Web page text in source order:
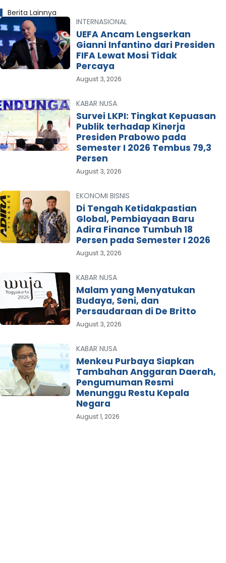
Berita Lainnya
INTERNASIONAL
UEFA Ancam Lengserkan
Gianni Infantino dari Presiden
FIFA Lewat Mosi Tidak
Percaya
August 3, 2026
KABAR NUSA
Survei LKPI: Tingkat Kepuasan
Publik terhadap Kinerja
Presiden Prabowo pada
Semester I 2026 Tembus 79,3
Persen
August 3, 2026
EKONOMI BISNIS
Di Tengah Ketidakpastian
Global, Pembiayaan Baru
Adira Finance Tumbuh 18
Persen pada Semester I 2026
August 3, 2026
KABAR NUSA
Malam yang Menyatukan
Budaya, Seni, dan
Persaudaraan di De Britto
August 3, 2026
KABAR NUSA
Menkeu Purbaya Siapkan
Tambahan Anggaran Daerah,
Pengumuman Resmi
Menunggu Restu Kepala
Negara
August 1, 2026